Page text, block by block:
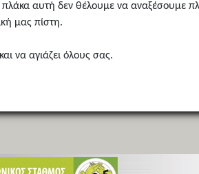
αυτή δεν θέλουμε να αναξέσουμε
μας πίστη.
να αγιάζει όλους σας.